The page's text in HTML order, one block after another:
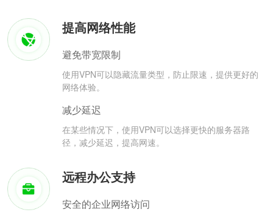
提高网络性能
避免带宽限制
使用VPN可以隐藏流量类型，防止限速，提供更好的
网络体验。
减少延迟
在某些情况下，使用VPN可以选择更快的服务器路
径，减少延迟，提高网速。
远程办公支持
安全的企业网络访问